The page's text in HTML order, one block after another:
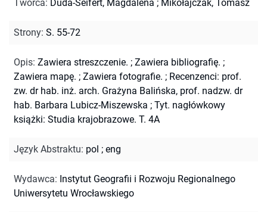
Twórca: Duda-Seifert, Magdalena ; Mikołajczak, Tomasz
Strony: S. 55-72
Opis: Zawiera streszczenie. ; Zawiera bibliografię. ;
Zawiera mapę. ; Zawiera fotografie. ; Recenzenci: prof.
zw. dr hab. inż. arch. Grażyna Balińska, prof. nadzw. dr
hab. Barbara Lubicz-Miszewska ; Tyt. nagłówkowy
książki: Studia krajobrazowe. T. 4A
Język Abstraktu: pol ; eng
Wydawca: Instytut Geografii i Rozwoju Regionalnego
Uniwersytetu Wrocławskiego